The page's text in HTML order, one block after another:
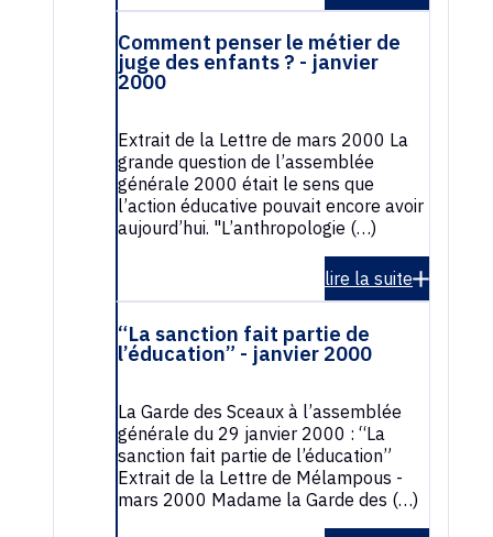
Comment penser le métier de
juge des enfants ? - janvier
2000
Extrait de la Lettre de mars 2000 La
grande question de l’assemblée
générale 2000 était le sens que
l’action éducative pouvait encore avoir
aujourd’hui. "L’anthropologie (…)
lire la suite
“La sanction fait partie de
l’éducation” - janvier 2000
La Garde des Sceaux à l’assemblée
générale du 29 janvier 2000 : “La
sanction fait partie de l’éducation”
Extrait de la Lettre de Mélampous -
mars 2000 Madame la Garde des (…)